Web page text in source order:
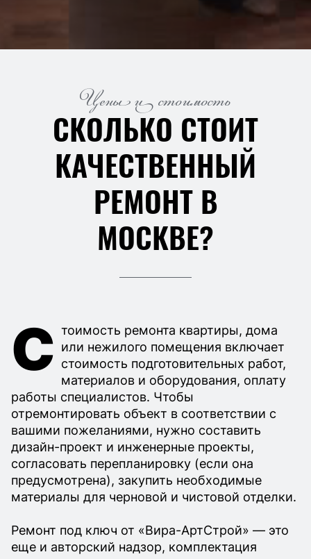
Цены и стоимость
СКОЛЬКО СТОИТ
КАЧЕСТВЕННЫЙ
РЕМОНТ В
МОСКВЕ?
С тоимость ремонта квартиры, дома
или нежилого помещения включает
стоимость подготовительных работ,
материалов и оборудования, оплату
работы специалистов. Чтобы
отремонтировать объект в соответствии с
вашими пожеланиями, нужно составить
дизайн-проект и инженерные проекты,
согласовать перепланировку (если она
предусмотрена), закупить необходимые
материалы для черновой и чистовой отделки.
Ремонт под ключ от «Вира-АртСтрой» — это
еще и авторский надзор, комплектация